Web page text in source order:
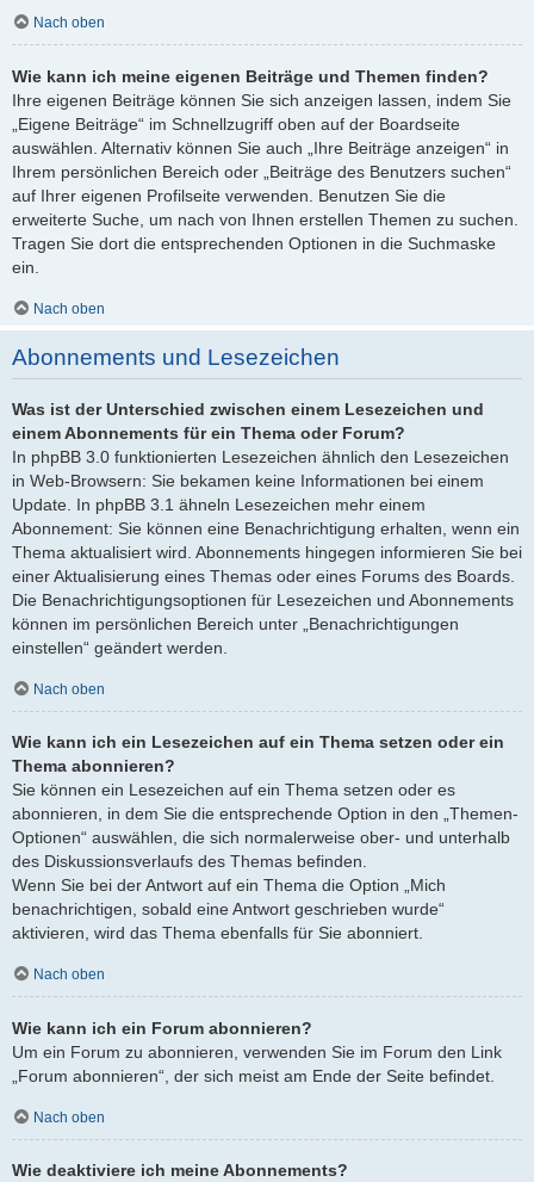
Nach oben
Wie kann ich meine eigenen Beiträge und Themen finden?
Ihre eigenen Beiträge können Sie sich anzeigen lassen, indem Sie
„Eigene Beiträge“ im Schnellzugriff oben auf der Boardseite
auswählen. Alternativ können Sie auch „Ihre Beiträge anzeigen“ in
Ihrem persönlichen Bereich oder „Beiträge des Benutzers suchen“
auf Ihrer eigenen Profilseite verwenden. Benutzen Sie die
erweiterte Suche, um nach von Ihnen erstellen Themen zu suchen.
Tragen Sie dort die entsprechenden Optionen in die Suchmaske
ein.
Nach oben
Abonnements und Lesezeichen
Was ist der Unterschied zwischen einem Lesezeichen und
einem Abonnements für ein Thema oder Forum?
In phpBB 3.0 funktionierten Lesezeichen ähnlich den Lesezeichen
in Web-Browsern: Sie bekamen keine Informationen bei einem
Update. In phpBB 3.1 ähneln Lesezeichen mehr einem
Abonnement: Sie können eine Benachrichtigung erhalten, wenn ein
Thema aktualisiert wird. Abonnements hingegen informieren Sie bei
einer Aktualisierung eines Themas oder eines Forums des Boards.
Die Benachrichtigungsoptionen für Lesezeichen und Abonnements
können im persönlichen Bereich unter „Benachrichtigungen
einstellen“ geändert werden.
Nach oben
Wie kann ich ein Lesezeichen auf ein Thema setzen oder ein
Thema abonnieren?
Sie können ein Lesezeichen auf ein Thema setzen oder es
abonnieren, in dem Sie die entsprechende Option in den „Themen-
Optionen“ auswählen, die sich normalerweise ober- und unterhalb
des Diskussionsverlaufs des Themas befinden.
Wenn Sie bei der Antwort auf ein Thema die Option „Mich
benachrichtigen, sobald eine Antwort geschrieben wurde“
aktivieren, wird das Thema ebenfalls für Sie abonniert.
Nach oben
Wie kann ich ein Forum abonnieren?
Um ein Forum zu abonnieren, verwenden Sie im Forum den Link
„Forum abonnieren“, der sich meist am Ende der Seite befindet.
Nach oben
Wie deaktiviere ich meine Abonnements?